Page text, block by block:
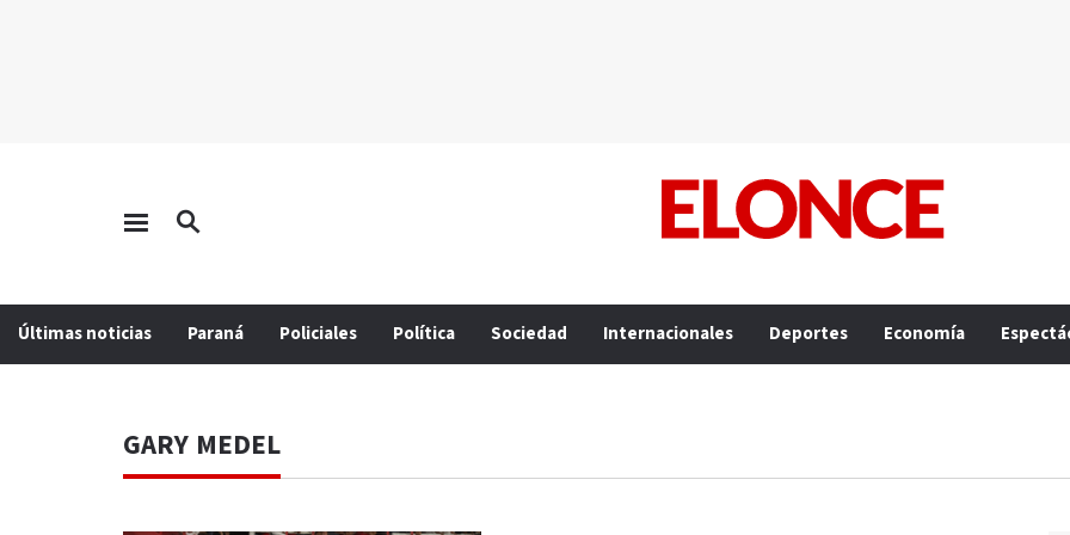
Últimas noticias Paraná Policiales Política Sociedad Internacionales Deportes Economía
GARY MEDEL